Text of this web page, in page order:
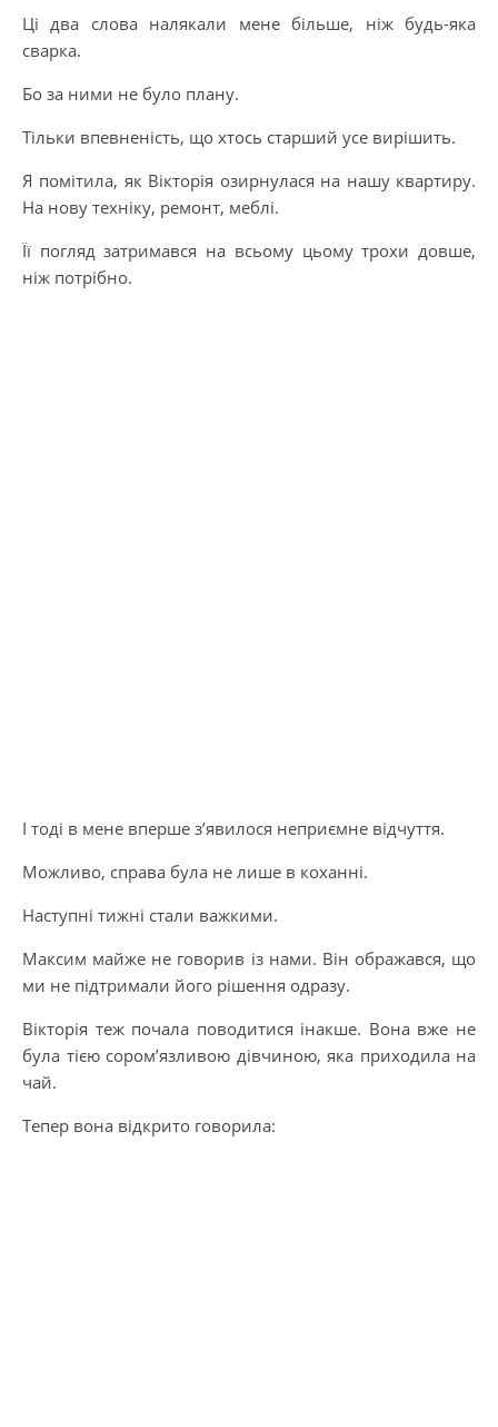
Ці два слова налякали мене більше, ніж будь-яка
сварка.
Бо за ними не було плану.
Тільки впевненість, що хтось старший усе вирішить.
Я помітила, як Вікторія озирнулася на нашу квартиру.
На нову техніку, ремонт, меблі.
Її погляд затримався на всьому цьому трохи довше,
ніж потрібно.
І тоді в мене вперше з’явилося неприємне відчуття.
Можливо, справа була не лише в коханні.
Наступні тижні стали важкими.
Максим майже не говорив із нами. Він ображався, що
ми не підтримали його рішення одразу.
Вікторія теж почала поводитися інакше. Вона вже не
була тією сором’язливою дівчиною, яка приходила на
чай.
Тепер вона відкрито говорила: